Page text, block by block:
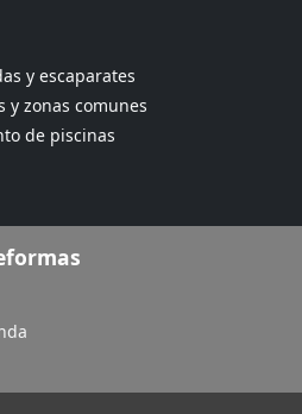
y escaparates
zonas comunes
de piscinas